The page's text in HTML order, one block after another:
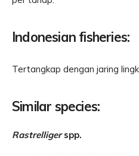
Indonesian fisheries:
Tertangkap dengan jaring
Similar species:
Rastrelligerspp.